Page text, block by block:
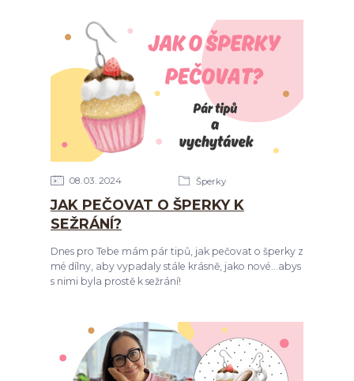
08 03 2024 Šperky
JAK PEČOVAT O ŠPERKY K
SEŽRÁNÍ?
Dnes pro Tebe mám pár tipů, jak pečovat o šperky z
mé dílny, aby vypadaly stále krásně, jako nové...abys
s nimi byla prostě k sežrání!